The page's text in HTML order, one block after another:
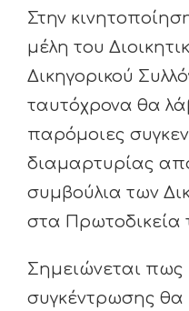
Στην
μέλη του
Δικηγορικού
ταυτόχρονα θα
παρόμοιες
διαμαρτυρίας
συμβούλια των
στα Πρωτοδικεία
Σημειώνεται πως
συγκέντρωσης